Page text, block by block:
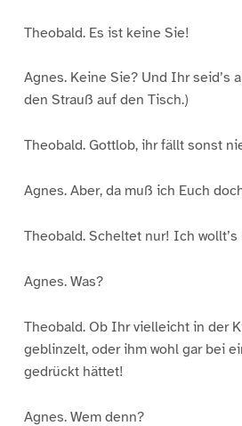
Theobald. Es ist keine Sie!
Agnes. Keine Sie? Und Ihr seid’s
den Strauß auf den Tisch.)
Theobald. Gottlob, ihr fällt sonst
Agnes. Aber, da muß ich Euch
Theobald. Scheltet nur! Ich
Agnes. Was?
Theobald. Ob Ihr vielleicht in der
geblinzelt, oder ihm wohl gar bei
gedrückt hättet!
Agnes. Wem denn?